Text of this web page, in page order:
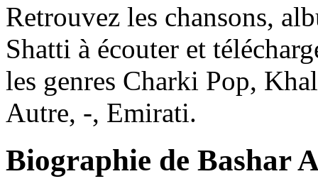
Retrouvez les chansons,
Shatti à écouter et
les genres Charki Pop,
Autre, -, Emirati.
Biographie de Bashar